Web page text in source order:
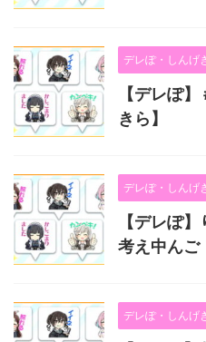
デレぽ・しんげ
【デレぽ
きら】
デレぽ・しんげ
【デレぽ
考え中んご
デレぽ・しんげ